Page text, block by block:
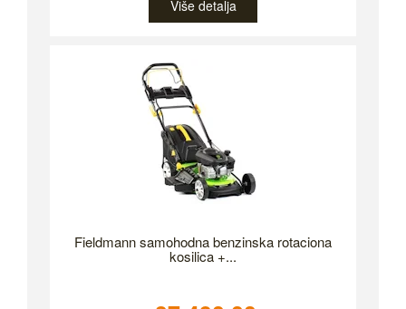
Više detalja
Fieldmann samohodna benzinska rotaciona
kosilica +...